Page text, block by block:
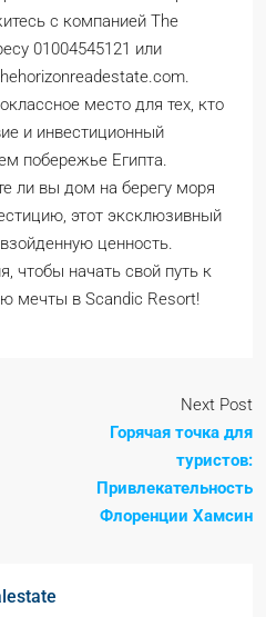
с компанией The
01004545121 или
место для тех, кто
и инвестиционный
побережье Египта.
ли вы дом на берегу моря
этот эксклюзивный
ценность.
чтобы начать свой путь к
мечты в Scandic Resort!
Next Post
Горячая точка для
туристов:
Привлекательность
Флоренции Хамсин